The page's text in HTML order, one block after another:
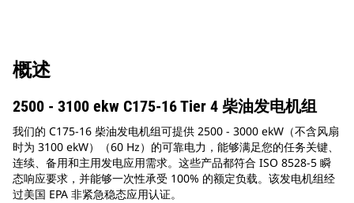
概述
2500 - 3100 ekw C175-16 Tier 4 柴油发电机组
我们的 C175-16 柴油发电机组可提供 2500 - 3000 ekW（不含风扇
时为 3100 ekW）（60 Hz）的可靠电力，能够满足您的任务关键、
连续、备用和主用发电应用需求。这些产品都符合 ISO 8528-5 瞬
态响应要求，并能够一次性承受 100% 的额定负载。该发电机组经
过美国 EPA 非紧急稳态应用认证。